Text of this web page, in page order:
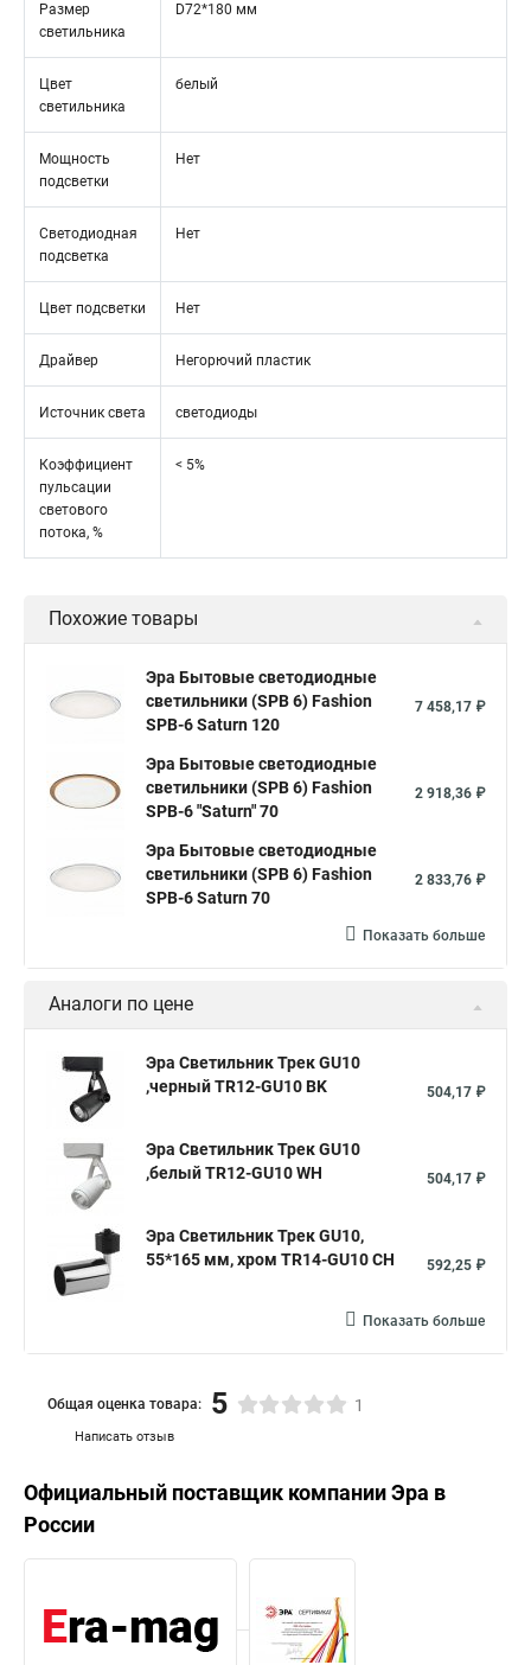
Размер
светильника
D72*180 мм
Цвет
светильника
белый
Мощность
подсветки
Нет
Светодиодная
подсветка
Нет
Цвет подсветки Нет
Драйвер Негорючий пластик
Источник света светодиоды
Коэффициент
пульсации
светового
потока, %
< 5%
Похожие товары
Эра Бытовые светодиодные
светильники (SPB 6) Fashion
SPB-6 Saturn 120
7 458,17 ₽
Эра Бытовые светодиодные
светильники (SPB 6) Fashion
SPB-6 "Saturn" 70
2 918,36 ₽
Эра Бытовые светодиодные
светильники (SPB 6) Fashion
SPB-6 Saturn 70
2 833,76 ₽
Показать больше
Аналоги по цене
Эра Светильник Трек GU10
,черный TR12-GU10 BK
504,17 ₽
Эра Светильник Трек GU10
,белый TR12-GU10 WH
504,17 ₽
Эра Светильник Трек GU10,
55*165 мм, хром TR14-GU10 CH
592,25 ₽
Показать больше
Написать отзыв
Общая оценка товара: 5 1
Официальный поставщик компанииЭра в
России